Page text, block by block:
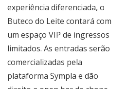
experiência diferenciada, o
Buteco do Leite contará com
um espaço VIP de ingressos
limitados. As entradas serão
comercializadas pela
plataforma Sympla e dão